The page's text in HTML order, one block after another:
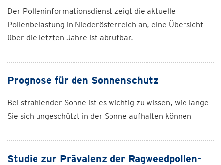
Der Polleninformationsdienst zeigt die aktuelle
Pollenbelastung in Niederösterreich an, eine Übersicht
über die letzten Jahre ist abrufbar.
Prognose für den Sonnenschutz
Bei strahlender Sonne ist es wichtig zu wissen, wie lange
Sie sich ungeschützt in der Sonne aufhalten können
Studie zur Prävalenz der Ragweedpollen-